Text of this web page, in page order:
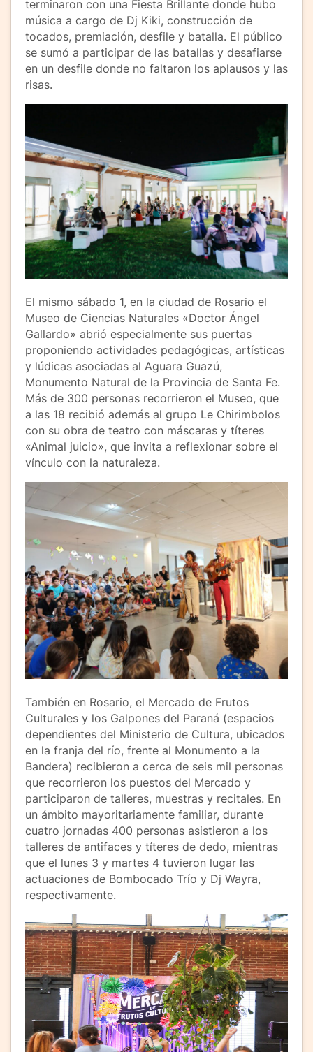
terminaron con una Fiesta Brillante donde hubo
música a cargo de Dj Kiki, construcción de
tocados, premiación, desfile y batalla. El público
se sumó a participar de las batallas y desafiarse
en un desfile donde no faltaron los aplausos y las
risas.
El mismo sábado 1, en la ciudad de Rosario el
Museo de Ciencias Naturales «Doctor Ángel
Gallardo» abrió especialmente sus puertas
proponiendo actividades pedagógicas, artísticas
y lúdicas asociadas al Aguara Guazú,
Monumento Natural de la Provincia de Santa Fe.
Más de 300 personas recorrieron el Museo, que
a las 18 recibió además al grupo Le Chirimbolos
con su obra de teatro con máscaras y títeres
«Animal juicio», que invita a reflexionar sobre el
vínculo con la naturaleza.
También en Rosario, el Mercado de Frutos
Culturales y los Galpones del Paraná (espacios
dependientes del Ministerio de Cultura, ubicados
en la franja del río, frente al Monumento a la
Bandera) recibieron a cerca de seis mil personas
que recorrieron los puestos del Mercado y
participaron de talleres, muestras y recitales. En
un ámbito mayoritariamente familiar, durante
cuatro jornadas 400 personas asistieron a los
talleres de antifaces y títeres de dedo, mientras
que el lunes 3 y martes 4 tuvieron lugar las
actuaciones de Bombocado Trío y Dj Wayra,
respectivamente.